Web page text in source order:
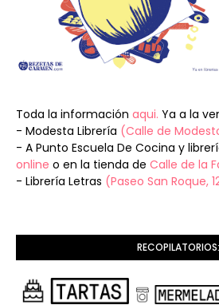
Toda la información aqui. Ya a la
- Modesta Librería (Calle de
- A Punto Escuela De Cocina y
online o en la tienda de Calle de la
- Librería Letras (Paseo San Roque,
RECOPILATORIOS: